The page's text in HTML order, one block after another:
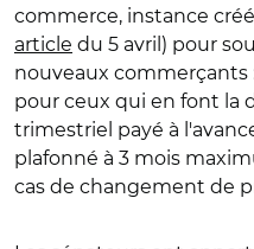
commerce, instance
article du 5 avril) pour
nouveaux commerçants
pour ceux qui en font la
trimestriel payé à
plafonné à 3 mois
cas de changement de